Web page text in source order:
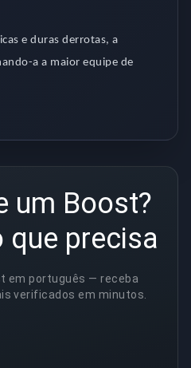
e duras derrotas, a
a a maior equipe de
um Boost?
que precisa
em português — receba
verificados em minutos.